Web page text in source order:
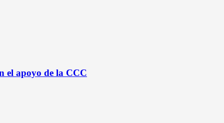
el apoyo de la CCC